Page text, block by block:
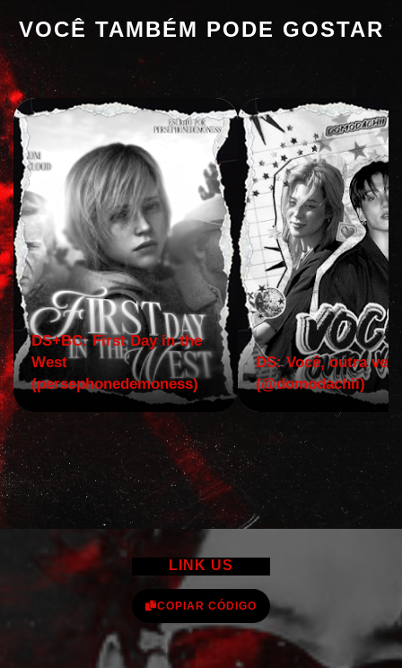
VOCÊ TAMBÉM PODE GOSTAR
DS+BC: First Day in the
West
(persephonedemoness)
DS: Você, outra vez!
(@domodachii)
LINK US
COPIAR CÓDIGO